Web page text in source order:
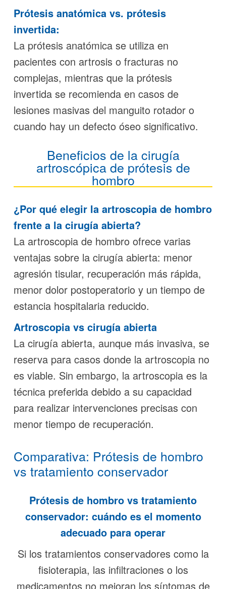
Prótesis anatómica vs. prótesis
invertida:
La prótesis anatómica se utiliza en
pacientes con artrosis o fracturas no
complejas, mientras que la prótesis
invertida se recomienda en casos de
lesiones masivas del manguito rotador o
cuando hay un defecto óseo significativo.
Beneficios de la cirugía
artroscópica de prótesis de
hombro
¿Por qué elegir la artroscopia de hombro
frente a la cirugía abierta?
La artroscopia de hombro ofrece varias
ventajas sobre la cirugía abierta: menor
agresión tisular, recuperación más rápida,
menor dolor postoperatorio y un tiempo de
estancia hospitalaria reducido.
Artroscopia vs cirugía abierta
La cirugía abierta, aunque más invasiva, se
reserva para casos donde la artroscopia no
es viable. Sin embargo, la artroscopia es la
técnica preferida debido a su capacidad
para realizar intervenciones precisas con
menor tiempo de recuperación.
Comparativa: Prótesis de hombro
vs tratamiento conservador
Prótesis de hombro vs tratamiento
conservador: cuándo es el momento
adecuado para operar
Si los tratamientos conservadores como la
fisioterapia, las infiltraciones o los
medicamentos no mejoran los síntomas de